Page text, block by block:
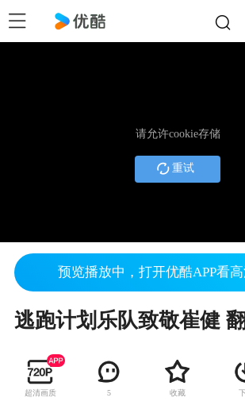
请允许cookie存储
重试
预览播放中，打开优酷APP看
超清画质 5 收藏